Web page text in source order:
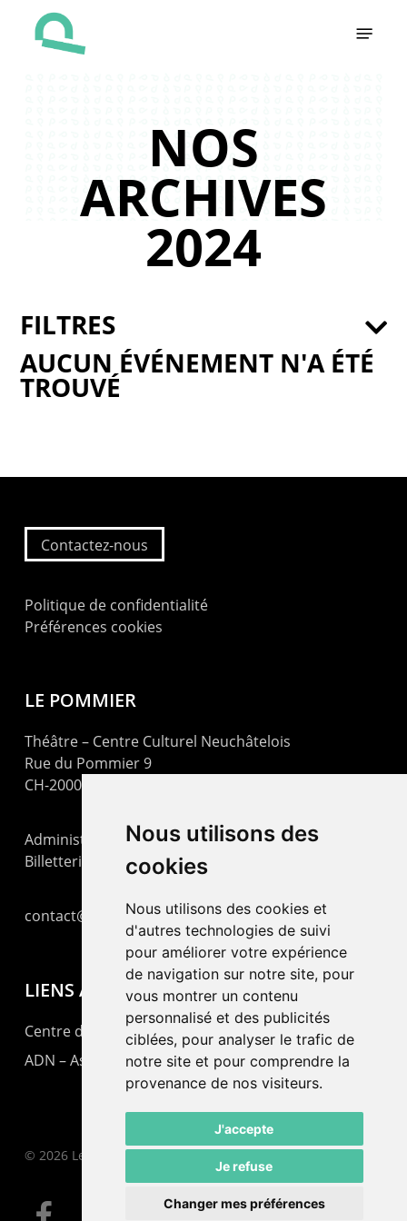
Nous utilisons des
cookies
Nous utilisons des cookies et
d'autres technologies de suivi
pour améliorer votre expérience
de navigation sur notre site, pour
vous montrer un contenu
personnalisé et des publicités
ciblées, pour analyser le trafic de
notre site et pour comprendre la
provenance de nos visiteurs.
J'accepte
Je refuse
Changer mes préférences
NOS
ARCHIVES
2024
AUCUN ÉVÉNEMENT N'A ÉTÉ
TROUVÉ
FILTRES
Contactez-nous
Politique de confidentialité
Préférences cookies
LE POMMIER
Théâtre – Centre Culturel Neuchâtelois
Rue du Pommier 9
CH-2000 Neuchâtel
Administration : +41 32 725 03 03
Billetterie : +41 32 725 05 05
contact@lepommier.ch
LIENS AMIS
Centre de culture ABC
ADN – Association Danse Neuchâtel
© 2026 Le Pommier.
facebook email